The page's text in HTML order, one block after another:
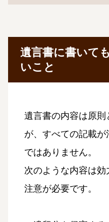
遺言書に書いて
いこと
遺言書の内容は原
が、すべての記載
ではありません。
次のような内容は
注意が必要です。